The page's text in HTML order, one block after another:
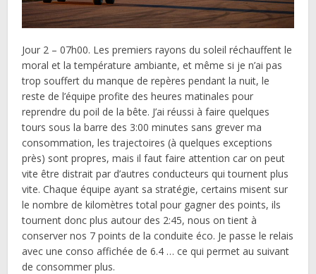
Jour 2 – 07h00. Les premiers rayons du soleil réchauffent le
moral et la température ambiante, et même si je n’ai pas
trop souffert du manque de repères pendant la nuit, le
reste de l’équipe profite des heures matinales pour
reprendre du poil de la bête. J’ai réussi à faire quelques
tours sous la barre des 3:00 minutes sans grever ma
consommation, les trajectoires (à quelques exceptions
près) sont propres, mais il faut faire attention car on peut
vite être distrait par d’autres conducteurs qui tournent plus
vite. Chaque équipe ayant sa stratégie, certains misent sur
le nombre de kilomètres total pour gagner des points, ils
tournent donc plus autour des 2:45, nous on tient à
conserver nos 7 points de la conduite éco. Je passe le relais
avec une conso affichée de 6.4 … ce qui permet au suivant
de consommer plus.